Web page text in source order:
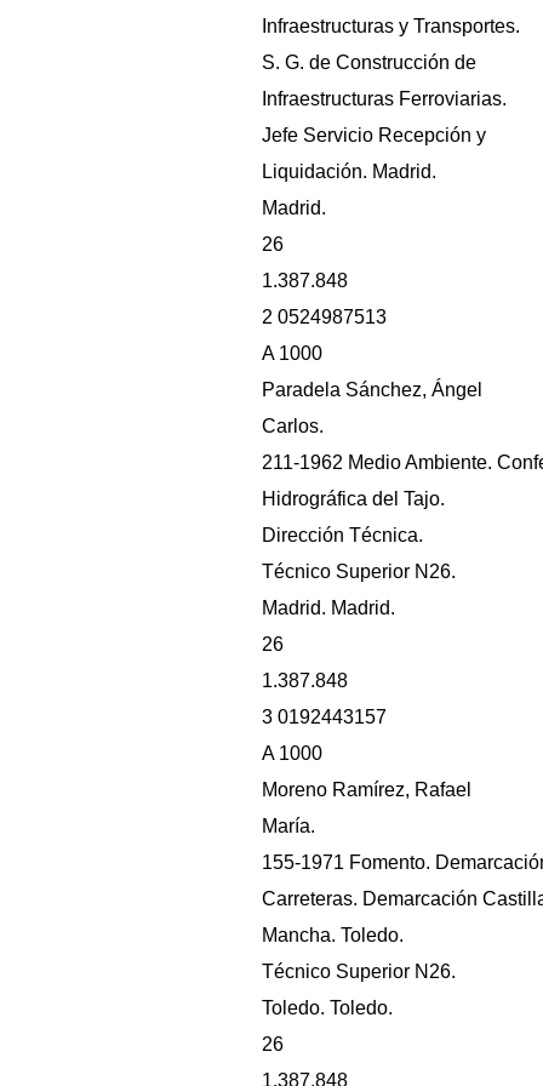
Infraestructuras y Transportes.
S. G. de Construcción de
Infraestructuras Ferroviarias.
Jefe Servicio Recepción y
Liquidación. Madrid.
Madrid.
26
1.387.848
2 0524987513
A 1000
Paradela Sánchez, Ángel
Carlos.
211-1962 Medio Ambiente.
Hidrográfica del Tajo.
Dirección Técnica.
Técnico Superior N26.
Madrid. Madrid.
26
1.387.848
3 0192443157
A 1000
Moreno Ramírez, Rafael
María.
155-1971 Fomento.
Carreteras. Demarcación
Mancha. Toledo.
Técnico Superior N26.
Toledo. Toledo.
26
1.387.848